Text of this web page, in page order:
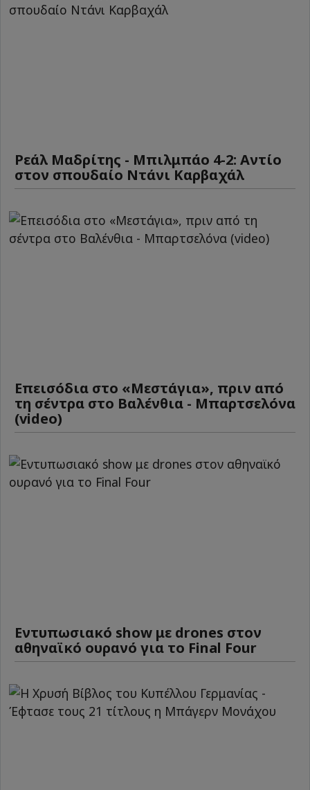
Ρεάλ Μαδρίτης - Μπιλμπάο 4-2: Αντίο
στον σπουδαίο Ντάνι Καρβαχάλ
Επεισόδια στο «Μεστάγια», πριν από
τη σέντρα στο Βαλένθια - Μπαρτσελόνα
(video)
Εντυπωσιακό show με drones στον
αθηναϊκό ουρανό για το Final Four